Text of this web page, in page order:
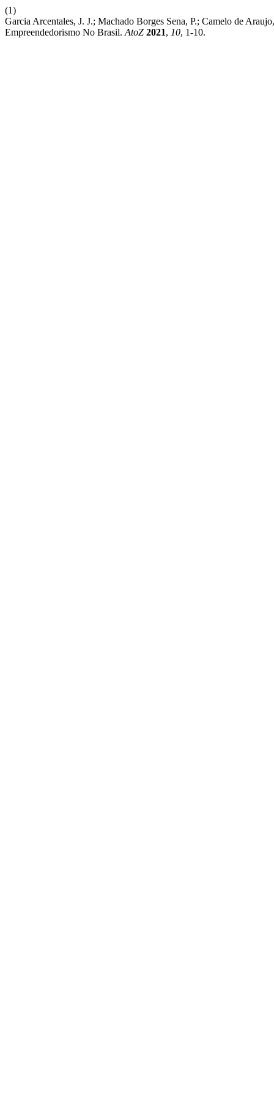
(1)
Garcia Arcentales, J. J.; Machado Borges Sena, P.; Camelo de
Empreendedorismo No Brasil. AtoZ 2021, 10, 1-10.